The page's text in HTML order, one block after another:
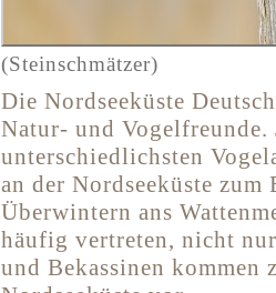
(Steinschmätzer)
Die Nordseeküste
Natur- und Vogelfreunde.
unterschiedlichsten
an der Nordseeküste
Überwintern ans
häufig vertreten, nicht
und Bekassinen kommen